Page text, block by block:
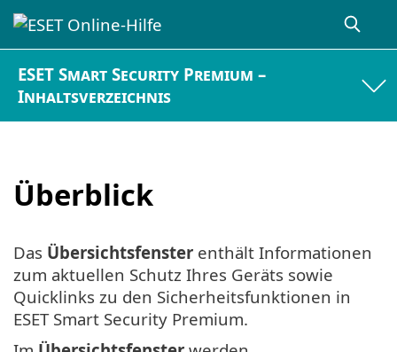
ESET Smart Security Premium –
Inhaltsverzeichnis
Überblick
Das Übersichtsfenster enthält Informationen
zum aktuellen Schutz Ihres Geräts sowie
Quicklinks zu den Sicherheitsfunktionen in
ESET Smart Security Premium.